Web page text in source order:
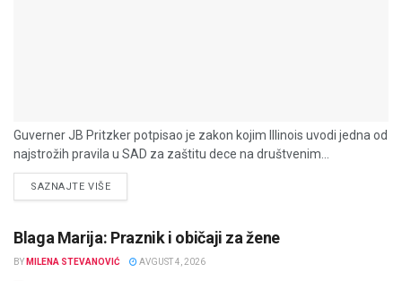
Guverner JB Pritzker potpisao je zakon kojim Illinois uvodi jedna od
najstrožih pravila u SAD za zaštitu dece na društvenim...
SAZNAJTE VIŠEDETAILS
Blaga Marija: Praznik i običaji za žene
BY MILENA STEVANOVIĆ AVGUST 4, 2026